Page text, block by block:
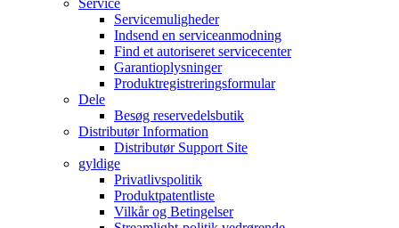
Service
Servicemuligheder
Indsend en serviceanmodning
Find et autoriseret servicecenter
Garantioplysninger
Produktregistreringsformular
Dele
Besøg reservedelsbutik
Distributør Information
Distributør Support Site
gyldige
Privatlivspolitik
Produktpatentliste
Vilkår og Betingelser